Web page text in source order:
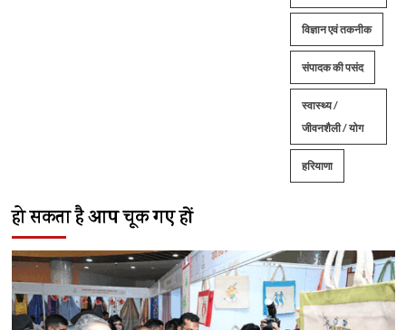
विज्ञान एवं तकनीक
संपादक की पसंद
स्वास्थ्य /
जीवनशैली / योग
हरियाणा
हो सकता है आप चूक गए हों